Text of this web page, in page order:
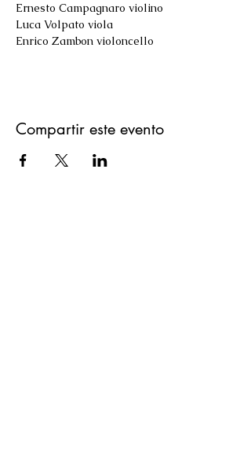
Ernesto Campagnaro violino
Luca Volpato viola
Enrico Zambon violoncello
Compartir este evento